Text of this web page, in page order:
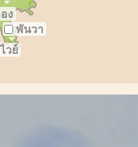
ง
พันวา
วย์
ะเลและริมชายหา